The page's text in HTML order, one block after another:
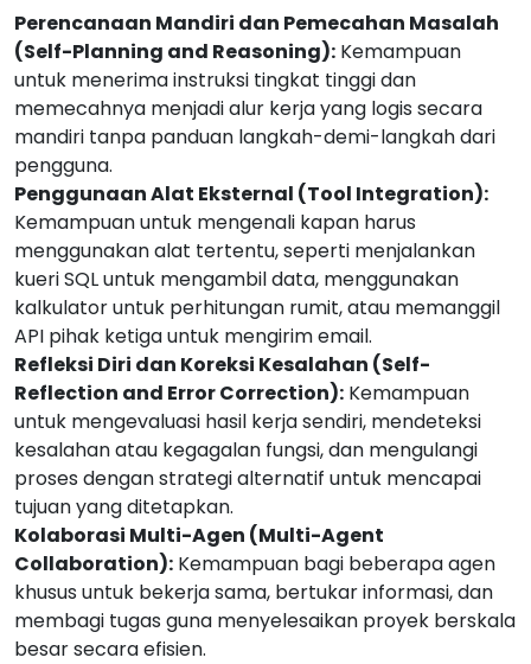
Perencanaan Mandiri dan Pemecahan Masalah
(Self-Planning and Reasoning): Kemampuan
untuk menerima instruksi tingkat tinggi dan
memecahnya menjadi alur kerja yang logis secara
mandiri tanpa panduan langkah-demi-langkah dari
pengguna.
Penggunaan Alat Eksternal (Tool Integration):
Kemampuan untuk mengenali kapan harus
menggunakan alat tertentu, seperti menjalankan
kueri SQL untuk mengambil data, menggunakan
kalkulator untuk perhitungan rumit, atau memanggil
API pihak ketiga untuk mengirim email.
Refleksi Diri dan Koreksi Kesalahan (Self-
Reflection and Error Correction): Kemampuan
untuk mengevaluasi hasil kerja sendiri, mendeteksi
kesalahan atau kegagalan fungsi, dan mengulangi
proses dengan strategi alternatif untuk mencapai
tujuan yang ditetapkan.
Kolaborasi Multi-Agen (Multi-Agent
Collaboration): Kemampuan bagi beberapa agen
khusus untuk bekerja sama, bertukar informasi, dan
membagi tugas guna menyelesaikan proyek berskala
besar secara efisien.